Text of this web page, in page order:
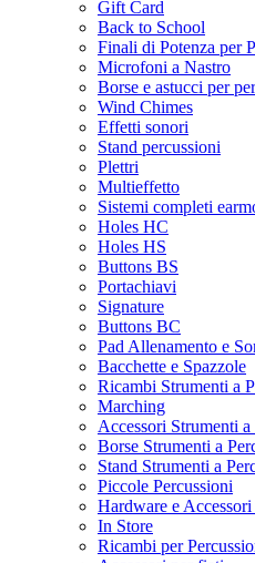
Gift Card
Back to School
Finali di Potenza per
Microfoni a Nastro
Borse e astucci per
Wind Chimes
Effetti sonori
Stand percussioni
Plettri
Multieffetto
Sistemi completi
Holes HC
Holes HS
Buttons BS
Portachiavi
Signature
Buttons BC
Pad Allenamento e
Bacchette e Spazzole
Ricambi Strumenti a
Marching
Accessori Strumenti a
Borse Strumenti a
Stand Strumenti a
Piccole Percussioni
Hardware e
In Store
Ricambi per